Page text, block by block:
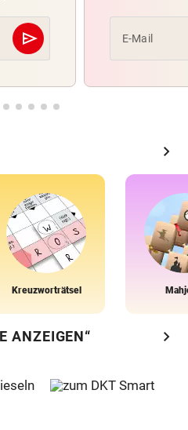
send
Abschicken E-Mail
chevron_right
Kreuzworträtsel
ANZEIGEN“ chevron_right